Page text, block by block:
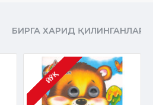
БИРГА ХАРИД ҚИЛИНГАНЛАР
ЙЎҚ